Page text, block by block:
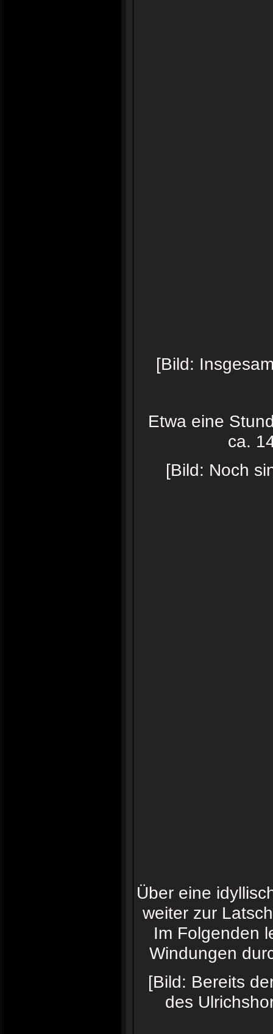
[Bild:
Etwa eine
ca.
[Bild: Noch
Über eine
weiter zur
Im Folgenden
Windungen
[Bild: Bereits
des